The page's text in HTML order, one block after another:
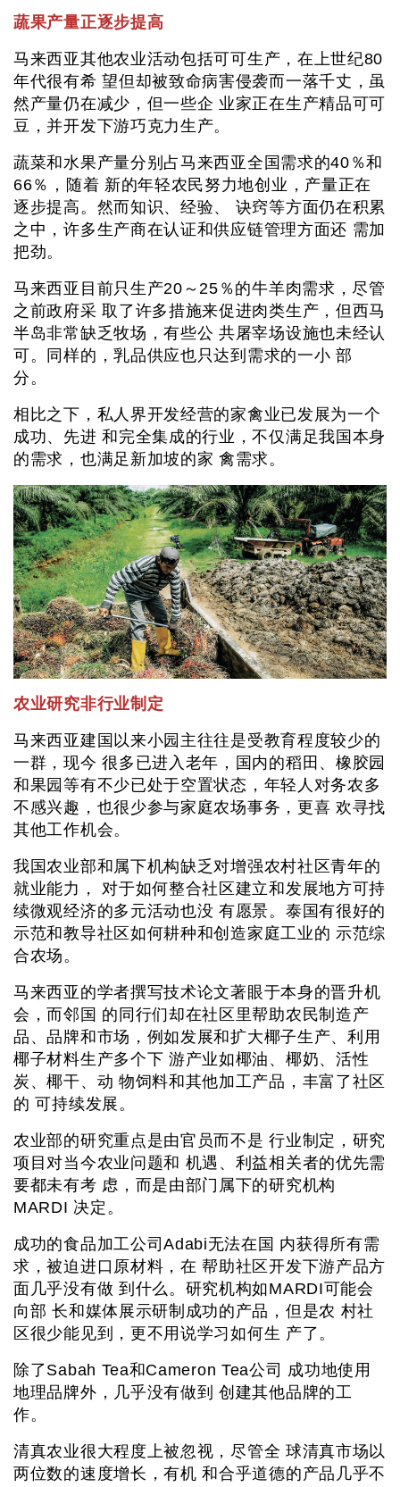
蔬果产量正逐步提高
马来西亚其他农业活动包括可可生产，在上世纪80
年代很有希 望但却被致命病害侵袭而一落千丈，虽
然产量仍在减少，但一些企 业家正在生产精品可可
豆，并开发下游巧克力生产。
蔬菜和水果产量分别占马来西亚全国需求的40％和
66％，随着 新的年轻农民努力地创业，产量正在
逐步提高。然而知识、经验、 诀窍等方面仍在积累
之中，许多生产商在认证和供应链管理方面还 需加
把劲。
马来西亚目前只生产20～25％的牛羊肉需求，尽管
之前政府采 取了许多措施来促进肉类生产，但西马
半岛非常缺乏牧场，有些公 共屠宰场设施也未经认
可。同样的，乳品供应也只达到需求的一小 部
分。
相比之下，私人界开发经营的家禽业已发展为一个
成功、先进 和完全集成的行业，不仅满足我国本身
的需求，也满足新加坡的家 禽需求。
农业研究非行业制定
马来西亚建国以来小园主往往是受教育程度较少的
一群，现今 很多已进入老年，国内的稻田、橡胶园
和果园等有不少已处于空置状态，年轻人对务农多
不感兴趣，也很少参与家庭农场事务，更喜 欢寻找
其他工作机会。
我国农业部和属下机构缺乏对增强农村社区青年的
就业能力， 对于如何整合社区建立和发展地方可持
续微观经济的多元活动也没 有愿景。泰国有很好的
示范和教导社区如何耕种和创造家庭工业的 示范综
合农场。
马来西亚的学者撰写技术论文著眼于本身的晋升机
会，而邻国 的同行们却在社区里帮助农民制造产
品、品牌和市场，例如发展和扩大椰子生产、利用
椰子材料生产多个下 游产业如椰油、椰奶、活性
炭、椰干、动 物饲料和其他加工产品，丰富了社区
的 可持续发展。
农业部的研究重点是由官员而不是 行业制定，研究
项目对当今农业问题和 机遇、利益相关者的优先需
要都未有考 虑，而是由部门属下的研究机构
MARDI 决定。
成功的食品加工公司Adabi无法在国 内获得所有需
求，被迫进口原材料，在 帮助社区开发下游产品方
面几乎没有做 到什么。研究机构如MARDI可能会
向部 长和媒体展示研制成功的产品，但是农 村社
区很少能见到，更不用说学习如何生 产了。
除了Sabah Tea和Cameron Tea公司 成功地使用
地理品牌外，几乎没有做到 创建其他品牌的工
作。
清真农业很大程度上被忽视，尽管全 球清真市场以
两位数的速度增长，有机 和合乎道德的产品几乎不